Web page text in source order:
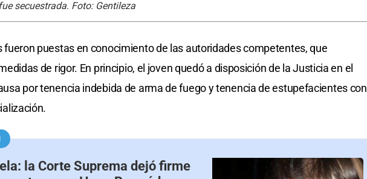
secuestrada. Foto: Gentileza
fueron puestas en conocimiento de las autoridades competentes, que
de rigor. En principio, el joven quedó a disposición de la Justicia en el
por tenencia indebida de arma de fuego y tenencia de estupefacientes con
la Corte Suprema dejó firme